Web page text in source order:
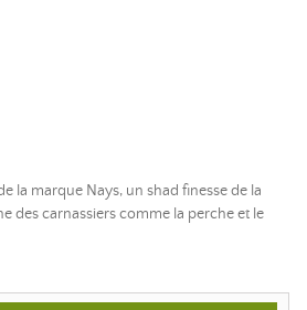
la marque Nays, un shad finesse de la
des carnassiers comme la perche et le